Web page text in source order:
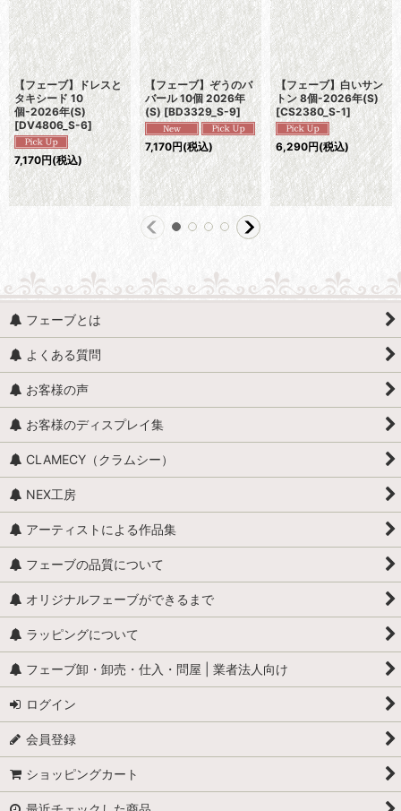
【フェーブ】ドレスと
タキシード 10
個-2026年(S)
[DV4806_S-6]
7,170円(税込)
【フェーブ】ぞうのバ
バール 10個 2026年
(S) [BD3329_S-9]
7,170円(税込)
【フェーブ】白いサン
トン 8個-2026年(S)
[CS2380_S-1]
6,290円(税込)
フェーブとは
よくある質問
お客様の声
お客様のディスプレイ集
CLAMECY（クラムシー）
NEX工房
アーティストによる作品集
フェーブの品質について
オリジナルフェーブができるまで
ラッピングについて
フェーブ卸・卸売・仕入・問屋 | 業者法人向け
ログイン
会員登録
ショッピングカート